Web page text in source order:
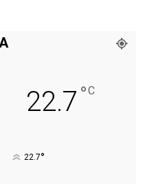
22.7 °C
22.7°